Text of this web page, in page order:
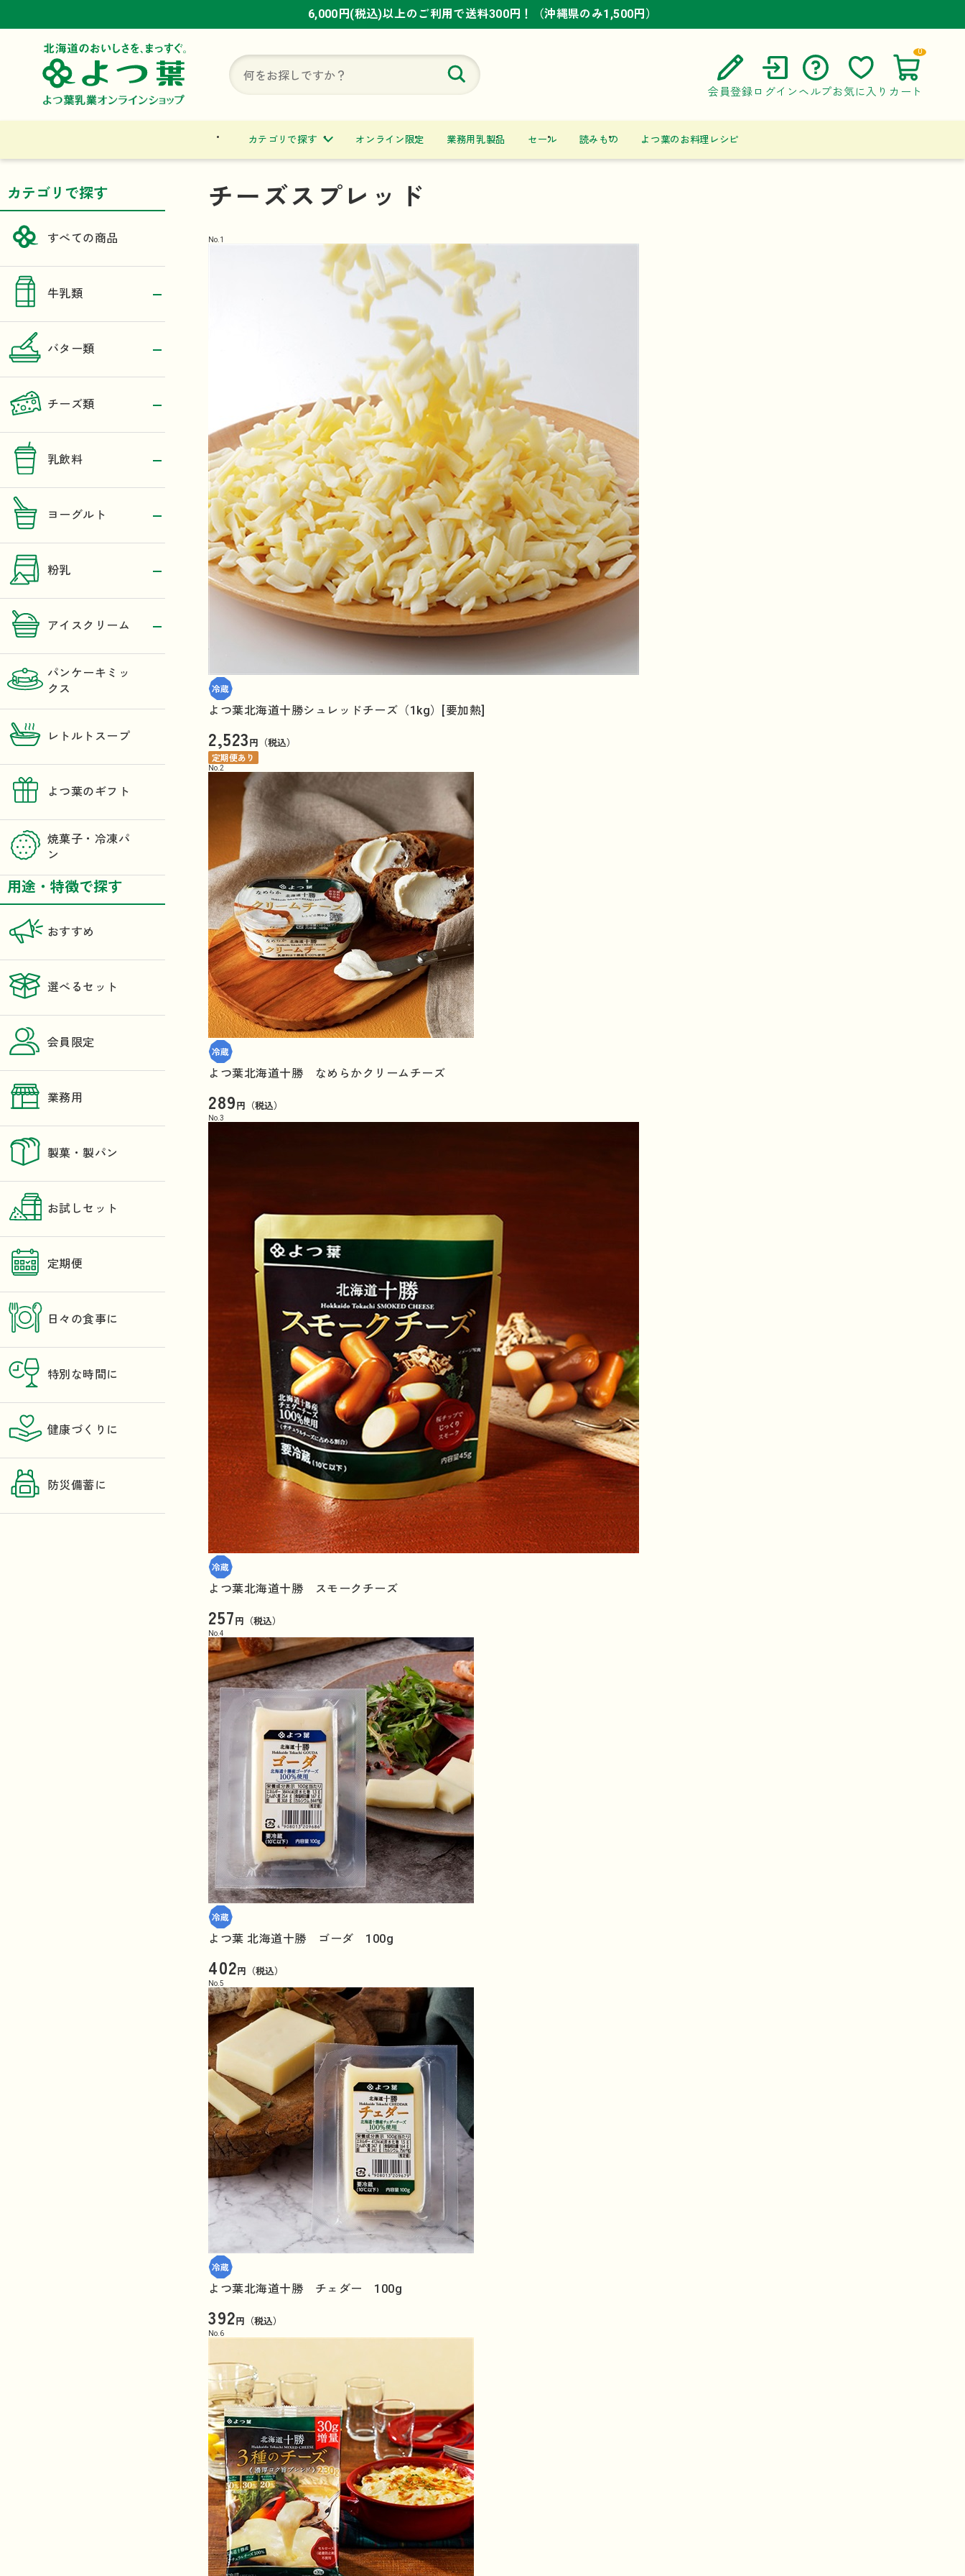
6,000円(税込)以上のご利用で送料300円！（沖縄県のみ1,500円）
6,000円(税込)以上のご利用で送料300円！（沖縄県のみ1,500円）
6,000円(税込)以上のご利用で送料300円！（沖縄県のみ1,500円）
会員登録 ログイン ヘルプ
ご利用ガイド
お問い合わせ
お気に入り カート
0
カテゴリで探す オンライン限定 業務用乳製品 セール 読みもの よつ葉のお料理レシピ
カテゴリで探す
すべての商品
牛乳類
バター類
チーズ類
乳飲料
ヨーグルト
粉乳
アイスクリーム
パンケーキミッ
クス
レトルトスープ
よつ葉のギフト
焼菓子・冷凍パ
ン
用途・特徴で探す
おすすめ
選べるセット
会員限定
業務用
製菓・製パン
お試しセット
定期便
日々の食事に
特別な時間に
健康づくりに
防災備蓄に
チーズスプレッド
No. 1
よつ葉北海道十勝シュレッドチーズ（1kg）[要加熱]
2,523円（税込）
定期便あり
No.2
よつ葉北海道十勝 なめらかクリームチーズ
289円（税込）
No.3
よつ葉北海道十勝 スモークチーズ
257円（税込）
No.4
よつ葉 北海道十勝 ゴーダ 100g
402円（税込）
No.5
よつ葉北海道十勝 チェダー 100g
392円（税込）
No. 6